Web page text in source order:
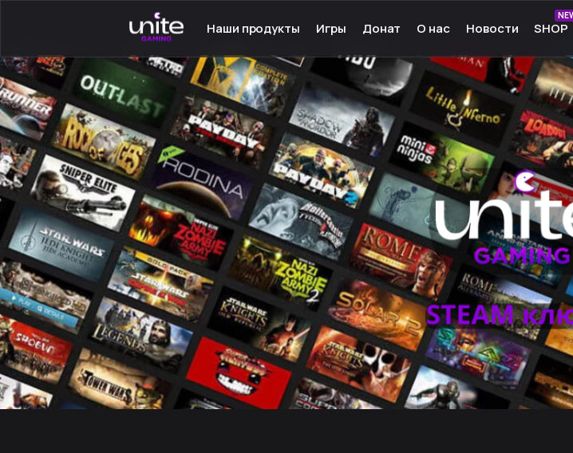
Наши продукты
Launcher для PC
Launcher для Android
TeamSpeak для PC
Mumble для Android
Покупка игр
Ключ - Steam
Игры
Серверные игры
Сетевые игры
Одиночные игры
Программы для игр
Игры на Android
Инструкции к играм
Донат О нас
О нас
Команда
Культура
Партнёры
Карьера
Ресурсы
Сообщество
Новости SHOP